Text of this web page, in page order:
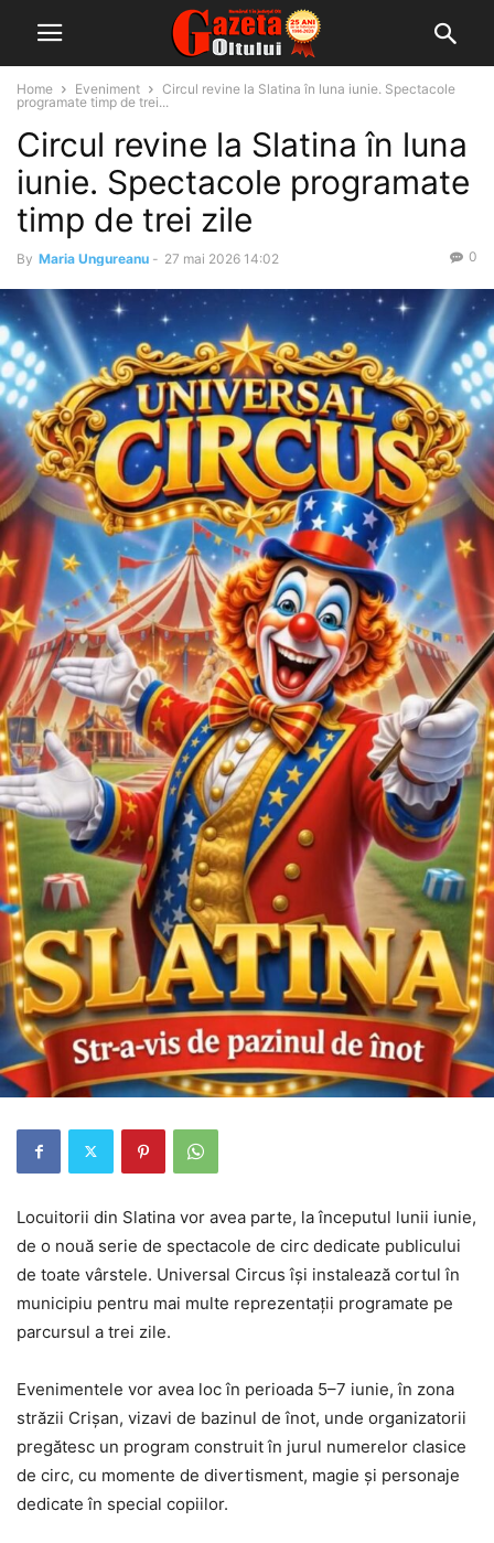
Home Eveniment
Circul revine la Slatina în luna iunie. Spectacole
programate timp de trei...
Circul revine la Slatina în luna
iunie. Spectacole programate
timp de trei zile
By Maria Ungureanu - 27 mai 2026 14:02 0
Locuitorii din Slatina vor avea parte, la începutul lunii iunie,
de o nouă serie de spectacole de circ dedicate publicului
de toate vârstele. Universal Circus își instalează cortul în
municipiu pentru mai multe reprezentații programate pe
parcursul a trei zile.
Evenimentele vor avea loc în perioada 5–7 iunie, în zona
străzii Crișan, vizavi de bazinul de înot, unde organizatorii
pregătesc un program construit în jurul numerelor clasice
de circ, cu momente de divertisment, magie și personaje
dedicate în special copiilor.